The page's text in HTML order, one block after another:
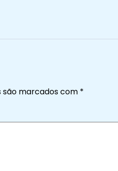
marcados com *